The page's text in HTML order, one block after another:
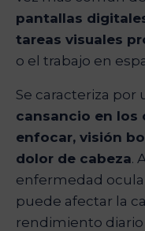
pantallas
tareas visuales
o el trabajo en
Se caracteriza por
cansancio en los
enfocar, visión
dolor de cabeza.
enfermedad
puede afectar la
rendimiento